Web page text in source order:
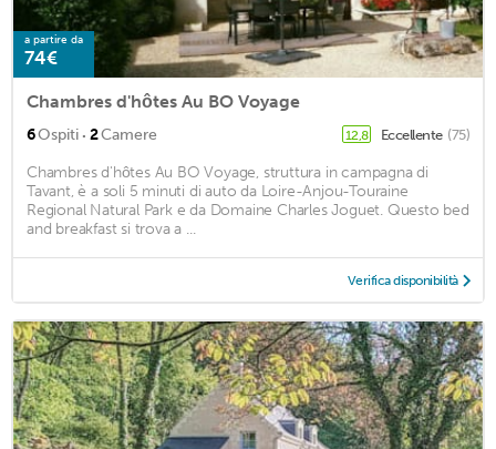
a partire da
74€
Chambres d'hôtes Au BO Voyage
6Ospiti · 2Camere 12,8 Eccellente (75)
Chambres d'hôtes Au BO Voyage, struttura in campagna di
Tavant, è a soli 5 minuti di auto da Loire-Anjou-Touraine
Regional Natural Park e da Domaine Charles Joguet. Questo bed
and breakfast si trova a ...
Verifica disponibilità